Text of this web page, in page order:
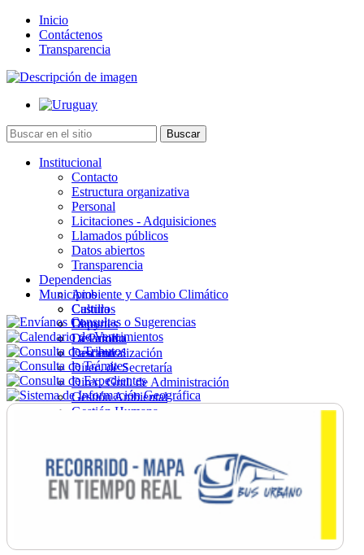
Inicio
Contáctenos
Transparencia
Institucional
Contacto
Estructura organizativa
Personal
Licitaciones - Adquisiciones
Llamados públicos
Datos abiertos
Transparencia
Dependencias
Ambiente y Cambio Climático
Cultura
Deportes
Desarrollo
Descentralización
Direc. de Secretaría
Direc. Gral. de Administración
Gestión Ambiental
Gestión Humana
Ordenamiento
Promoción Social
Salud
Secretaría General
Municipios
Castillos
Chuy
La Paloma
Lascano